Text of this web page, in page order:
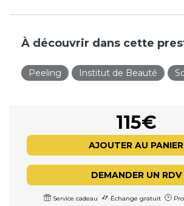
À découvrir dans cette
Peeling Institut de Beauté
115€
AJOUTER AU PANIER
DEMANDER UN RDV
Service cadeau Échange gratuit